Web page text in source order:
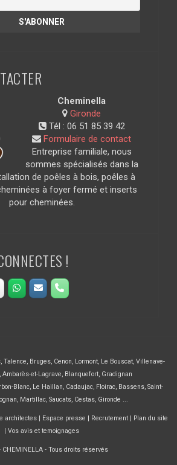
Cheminella
Gironde
Tél : 06 51 85 39 42
Formulaire de contact
Entreprise familiale, nous
sommes spécialisés dans la
de poêles à bois, poêles à
à foyer fermé et inserts
pour cheminées.
!
, Talence, Bruges, Cenon, Lormont, Le Bouscat, Villenave-
, Ambarès-et-Lagrave, Blanquefort, Gradignan
Blanc, Le Haillan, Cadaujac, Floirac, Bassens, Saint-
, Martillac, Saucats, Cestas, Gironde ...
architectes Espace presse Recrutement
Plan du site
Vos avis et temoignages
- Tous droits réservés